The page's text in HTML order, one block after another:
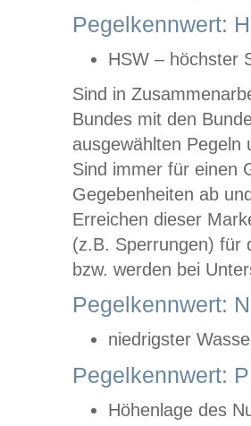
Pegelkennwert:
HSW – höchster
Sind in
Bundes mit den
ausgewählten
Sind immer für einen
Gegebenheiten ab
Erreichen dieser
(z.B. Sperrungen) für
bzw. werden bei
Pegelkennwert:
niedrigster
Pegelkennwert:
Höhenlage des